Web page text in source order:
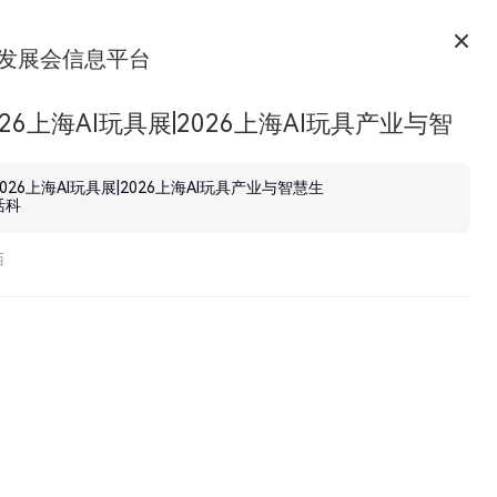
展会信息平台
上海AI玩具展|2026上海AI玩具产业与智
上海AI玩具展|2026上海AI玩具产业与智慧生
科